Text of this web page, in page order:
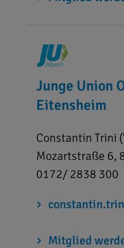
Junge Union
Eitensheim
Constantin Trini
Mozartstraße 6,
0172/ 2838 300
Mitglied